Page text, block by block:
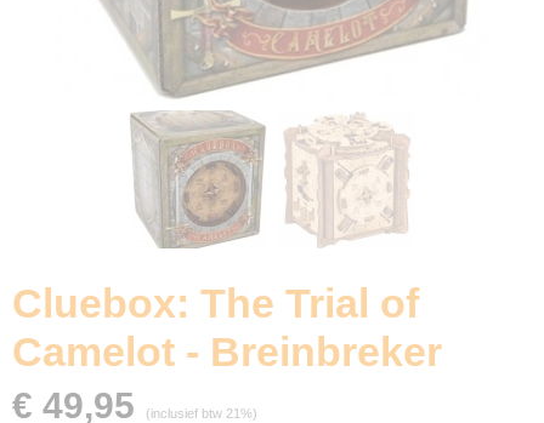
Cluebox: The Trial of
Camelot - Breinbreker
€ 49,95 (inclusief btw 21%)